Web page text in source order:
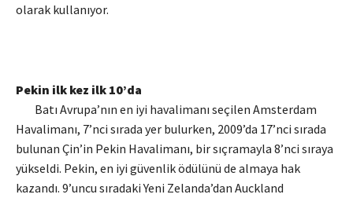
olarak kullanıyor.
Pekin ilk kez ilk 10’da
Batı Avrupa’nın en iyi havalimanı seçilen Amsterdam
Havalimanı, 7’nci sırada yer bulurken, 2009’da 17’nci sırada
bulunan Çin’in Pekin Havalimanı, bir sıçramayla 8’nci sıraya
yükseldi. Pekin, en iyi güvenlik ödülünü de almaya hak
kazandı. 9’uncu sıradaki Yeni Zelanda’dan Auckland